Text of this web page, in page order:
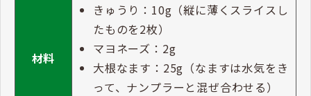
材料
きゅうり：10g（縦に薄くスライスし
たものを2枚）
マヨネーズ：2g
大根なます：25g（なますは水気をき
って、ナンプラーと混ぜ合わせる）